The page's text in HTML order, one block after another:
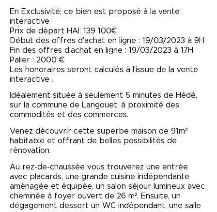
En Exclusivité, ce bien est proposé à la vente
interactive
Prix de départ HAI: 139 100€
Début des offres d'achat en ligne : 19/03/2023 à 9H
Fin des offres d'achat en ligne : 19/03/2023 à 17H
Palier : 2000 €
Les honoraires seront calculés à l'issue de la vente
interactive .
Idéalement située à seulement 5 minutes de Hédé,
sur la commune de Langouet, à proximité des
commodités et des commerces.
Venez découvrir cette superbe maison de 91m²
habitable et offrant de belles possibilités de
rénovation.
Au rez-de-chaussée vous trouverez une entrée
avec placards, une grande cuisine indépendante
aménagée et équipée, un salon séjour lumineux avec
cheminée à foyer ouvert de 26 m². Ensuite, un
dégagement dessert un WC indépendant, une salle